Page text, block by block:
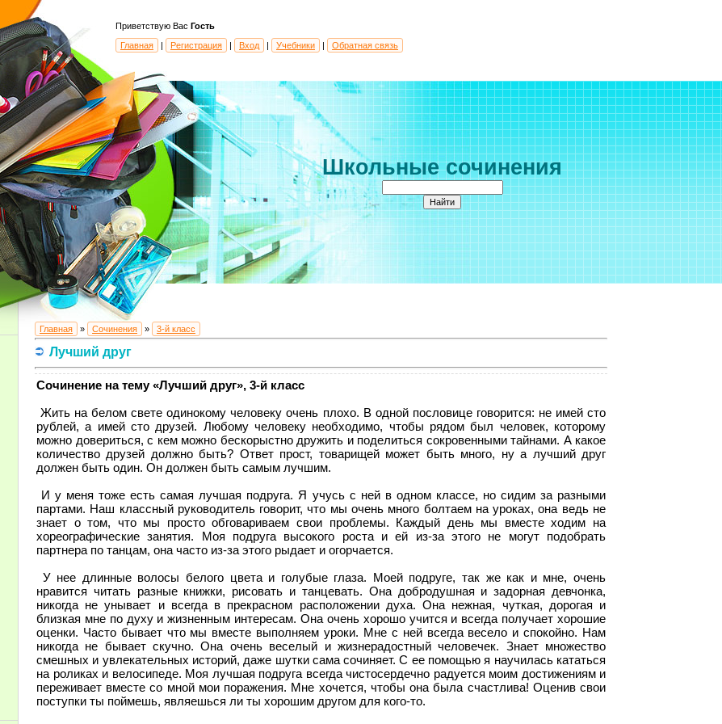
Приветствую Вас Гость
Главная
| Регистрация | Вход | Учебники | Обратная связь
Школьные сочинения
Главная » Сочинения » 3-й класс
Лучший друг
Сочинение на тему «Лучший друг», 3-й класс
Жить на белом свете одинокому человеку очень плохо. В одной пословице говорится: не имей сто
рублей, а имей сто друзей. Любому человеку необходимо, чтобы рядом был человек, которому
можно довериться, с кем можно бескорыстно дружить и поделиться сокровенными тайнами. А какое
количество друзей должно быть? Ответ прост, товарищей может быть много, ну а лучший друг
должен быть один. Он должен быть самым лучшим.
И у меня тоже есть самая лучшая подруга. Я учусь с ней в одном классе, но сидим за разными
партами. Наш классный руководитель говорит, что мы очень много болтаем на уроках, она ведь не
знает о том, что мы просто обговариваем свои проблемы. Каждый день мы вместе ходим на
хореографические занятия. Моя подруга высокого роста и ей из-за этого не могут подобрать
партнера по танцам, она часто из-за этого рыдает и огорчается.
У нее длинные волосы белого цвета и голубые глаза. Моей подруге, так же как и мне, очень
нравится читать разные книжки, рисовать и танцевать. Она добродушная и задорная девчонка,
никогда не унывает и всегда в прекрасном расположении духа. Она нежная, чуткая, дорогая и
близкая мне по духу и жизненным интересам. Она очень хорошо учится и всегда получает хорошие
оценки. Часто бывает что мы вместе выполняем уроки. Мне с ней всегда весело и спокойно. Нам
никогда не бывает скучно. Она очень веселый и жизнерадостный человечек. Знает множество
смешных и увлекательных историй, даже шутки сама сочиняет. С ее помощью я научилась кататься
на роликах и велосипеде. Моя лучшая подруга всегда чистосердечно радуется моим достижениям и
переживает вместе со мной мои поражения. Мне хочется, чтобы она была счастлива! Оценив свои
поступки ты поймешь, являешься ли ты хорошим другом для кого-то.